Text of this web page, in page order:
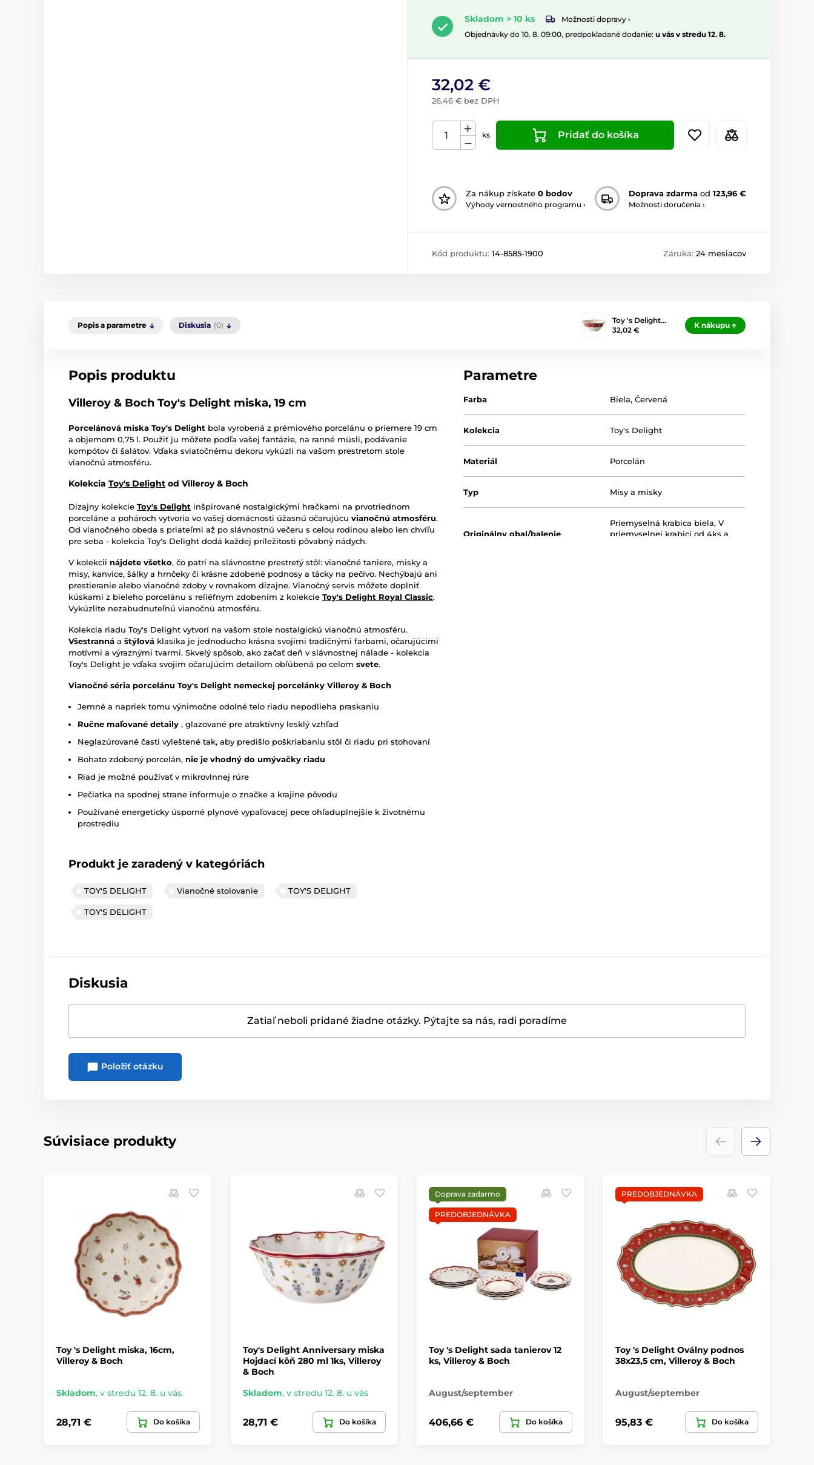
Skladom > 10 ks
Možnosti dopravy ›
Objednávky do 10. 8. 09:00, predpokladané dodanie: u vás v stredu 12. 8.
32,02 €
26,46 € bez DPH
ks Pridať do košíka
Za nákup získate 0 bodov
Výhody vernostného programu ›
Doprava zdarma od 123,96 €
Možnosti doručenia ›
Kód produktu: 14-8585-1900 Záruka: 24 mesiacov
Popis a parametre Diskusia (0)
Toy 's Delight…
32,02 €
K nákupu
Popis produktu
Villeroy & Boch Toy's Delight miska, 19 cm
Porcelánová miska Toy's Delight bola vyrobená z prémiového porcelánu o priemere 19 cm
a objemom 0,75 l. Použiť ju môžete podľa vašej fantázie, na ranné müsli, podávanie
kompótov či šalátov. Vďaka sviatočnému dekoru vykúzli na vašom prestretom stole
vianočnú atmosféru.
Kolekcia Toy's Delight od Villeroy & Boch
Dizajny kolekcie Toy's Delight inšpirované nostalgickými hračkami na prvotriednom
porceláne a pohároch vytvoria vo vašej domácnosti úžasnú očarujúcu vianočnú atmosféru.
Od vianočného obeda s priateľmi až po slávnostnú večeru s celou rodinou alebo len chvíľu
pre seba - kolekcia Toy's Delight dodá každej príležitosti pôvabný nádych.
V kolekcii nájdete všetko, čo patrí na slávnostne prestretý stôl: vianočné taniere, misky a
misy, kanvice, šálky a hrnčeky či krásne zdobené podnosy a tácky na pečivo. Nechýbajú ani
prestieranie alebo vianočné zdoby v rovnakom dizajne. Vianočný servis môžete doplniť
kúskami z bieleho porcelánu s reliéfnym zdobením z kolekcie Toy's Delight Royal Classic.
Vykúzlite nezabudnuteľnú vianočnú atmosféru.
Kolekcia riadu Toy's Delight vytvorí na vašom stole nostalgickú vianočnú atmosféru.
Všestranná a štýlová klasika je jednoducho krásna svojimi tradičnými farbami, očarujúcimi
motívmi a výraznými tvarmi. Skvelý spôsob, ako začať deň v slávnostnej nálade - kolekcia
Toy's Delight je vďaka svojim očarujúcim detailom obľúbená po celom svete.
Vianočné séria porcelánu Toy's Delight nemeckej porcelánky Villeroy & Boch
Jemné a napriek tomu výnimočne odolné telo riadu nepodlieha praskaniu
Ručne maľované detaily , glazované pre atraktívny lesklý vzhľad
Neglazúrované časti vyleštené tak, aby predišlo poškriabaniu stôl či riadu pri stohovaní
Bohato zdobený porcelán, nie je vhodný do umývačky riadu
Riad je možné používať v mikrovlnnej rúre
Pečiatka na spodnej strane informuje o značke a krajine pôvodu
Používané energeticky úsporné plynové vypaľovacej pece ohľaduplnejšie k životnému
prostrediu
Produkt je zaradený v kategóriách
TOY'S DELIGHT Vianočné stolovanie TOY'S DELIGHT
TOY'S DELIGHT
Parametre
Farba Biela,Červená
Kolekcia Toy's Delight
Materiál Porcelán
Typ Misy a misky
Originálny obal/balenie
Priemyselná krabica biela,V
priemyselnej krabici od 4ks a
Diskusia
Zatiaľ neboli pridané žiadne otázky. Pýtajte sa nás, radi poradíme
Položiť otázku
Súvisiace produkty
Toy 's Delight miska, 16cm,
Villeroy & Boch
Skladom, v stredu 12. 8. u vás
28,71 € Do košíka
Toy's Delight Anniversary miska
Hojdací kôň 280 ml 1ks, Villeroy
& Boch
Skladom, v stredu 12. 8. u vás
28,71 € Do košíka
Doprava zadarmo
PREDOBJEDNÁVKA
Toy 's Delight sada tanierov 12
ks, Villeroy & Boch
August/september
406,66 € Do košíka
PREDOBJEDNÁVKA
Toy 's Delight Oválny podnos
38x23,5 cm, Villeroy & Boch
August/september
95,83 € Do košíka